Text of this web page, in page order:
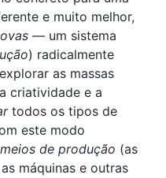
e muito melhor,
— um sistema
) radicalmente
as massas
criatividade e a
todos os tipos de
este modo
meios de produção (as
máquinas e outras